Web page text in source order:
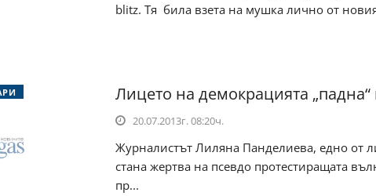
blitz. Тя била взета на мушка лично от
Лицето на демокрацията „падна“
20.07.2013г. 08:20ч.
Журналистът Лиляна Панделиева, едно от
стана жертва на псевдо протестиращата
пр...